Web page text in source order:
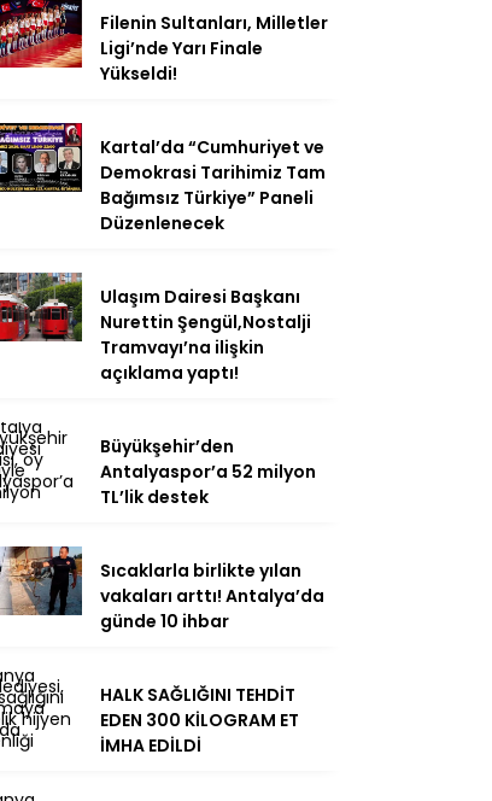
Filenin Sultanları, Milletler
Ligi’nde Yarı Finale
Yükseldi!
Kartal’da “Cumhuriyet ve
Demokrasi Tarihimiz Tam
Bağımsız Türkiye” Paneli
Düzenlenecek
Ulaşım Dairesi Başkanı
Nurettin Şengül,Nostalji
Tramvayı’na ilişkin
açıklama yaptı!
Büyükşehir’den
Antalyaspor’a 52 milyon
TL’lik destek
Sıcaklarla birlikte yılan
vakaları arttı! Antalya’da
günde 10 ihbar
HALK SAĞLIĞINI TEHDİT
EDEN 300 KİLOGRAM ET
İMHA EDİLDİ